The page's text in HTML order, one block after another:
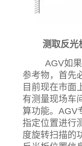
测取反光
AGV如果要
参考物，首先
目前现在市面
有测量现场车
算功能。AGV
指定位置进行
度旋转扫描的